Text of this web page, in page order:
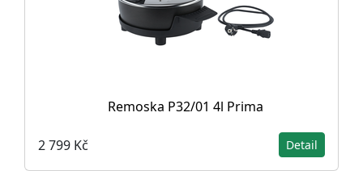
Remoska P32/01 4l Prima
2 799 Kč Detail